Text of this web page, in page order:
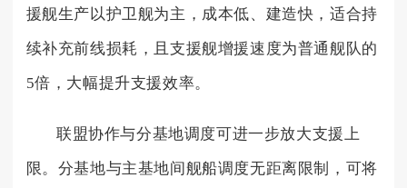
援舰生产以护卫舰为主，成本低、建造快，适合持
续补充前线损耗，且支援舰增援速度为普通舰队的
5倍，大幅提升支援效率。
联盟协作与分基地调度可进一步放大支援上
限。分基地与主基地间舰船调度无距离限制，可将